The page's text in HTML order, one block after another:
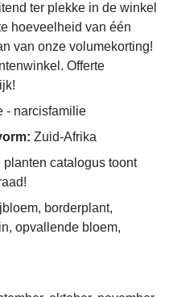
ter plekke in de winkel
hoeveelheid van één
van onze volumekorting!
Offerte
- narcisfamilie
Zuid-Afrika
planten catalogus toont
borderplant,
opvallende bloem,